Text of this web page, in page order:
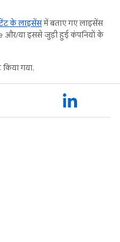
के लाइसेंसमें बताए गए लाइसेंस
और/या इससे जुड़ी हुई कंपनियों के
गया.